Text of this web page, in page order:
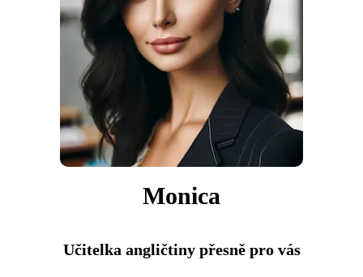
Monica
Učitelka angličtiny přesně pro vás